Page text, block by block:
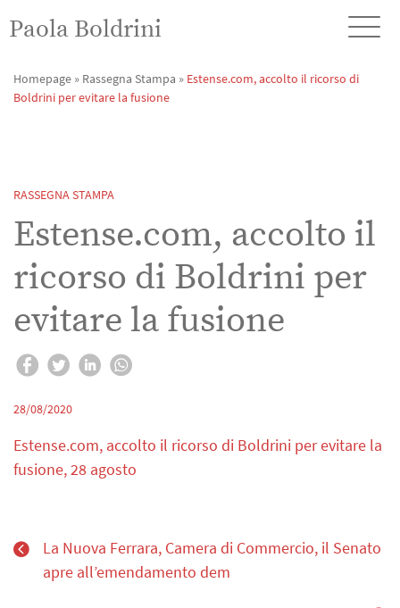
Paola Boldrini
Homepage » Rassegna Stampa » Estense.com, accolto il ricorso di
Boldrini per evitare la fusione
RASSEGNA STAMPA
Estense.com, accolto il
ricorso di Boldrini per
evitare la fusione
28/08/2020
Estense.com, accolto il ricorso di Boldrini per evitare la
fusione, 28 agosto
La Nuova Ferrara, Camera di Commercio, il Senato
apre all’emendamento dem